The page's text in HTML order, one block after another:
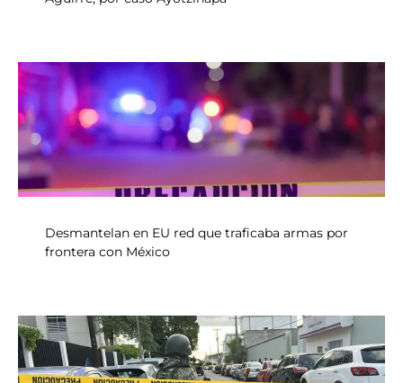
Desmantelan en EU red que traficaba armas por
frontera con México